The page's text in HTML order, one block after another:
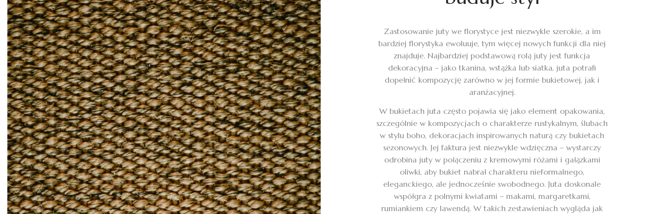
Zastosowanie juty we florystyce jest niezwykle szerokie, a im
bardziej florystyka ewoluuje, tym więcej nowych funkcji dla niej
znajduje. Najbardziej podstawową rolą juty jest funkcja
dekoracyjna – jako tkanina, wstążka lub siatka, juta potrafi
dopełnić kompozycję zarówno w jej formie bukietowej, jak i
aranżacyjnej.
W bukietach juta często pojawia się jako element opakowania,
szczególnie w kompozycjach o charakterze rustykalnym, ślubach
w stylu boho, dekoracjach inspirowanych naturą czy bukietach
sezonowych. Jej faktura jest niezwykle wdzięczna – wystarczy
odrobina juty w połączeniu z kremowymi różami i gałązkami
oliwki, aby bukiet nabrał charakteru nieformalnego,
eleganckiego, ale jednocześnie swobodnego. Juta doskonale
współgra z polnymi kwiatami – makami, margaretkami,
rumiankiem czy lawendą. W takich zestawieniach wygląda jak